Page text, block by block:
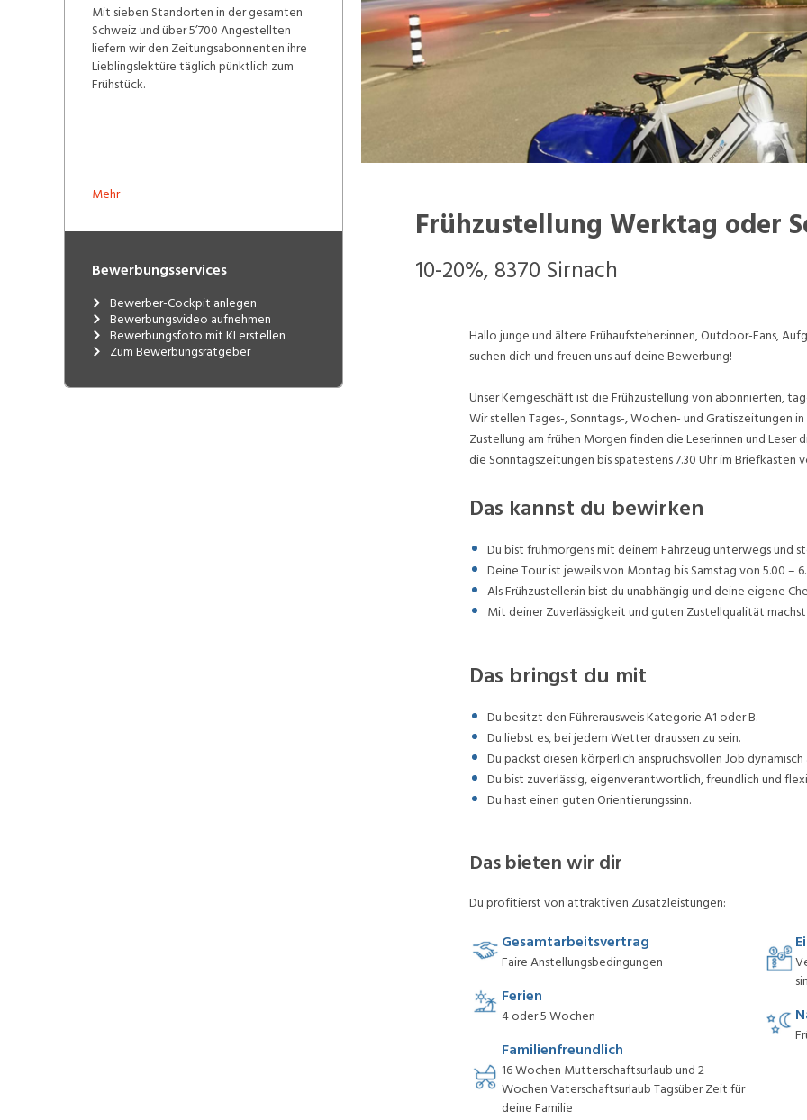
Mit sieben Standorten in der gesamten
Schweiz und über 5’700 Angestellten
liefern wir den Zeitungsabonnenten ihre
Lieblingslektüre täglich pünktlich zum
Frühstück.
Mehr
Bewerbungsservices
Bewerber-Cockpit anlegen
Bewerbungsvideo aufnehmen
Bewerbungsfoto mit KI erstellen
Zum Bewerbungsratgeber
Frühzustellung Werktag oder
10-20%, 8370 Sirnach
Hallo junge und ältere Frühaufsteher:innen, Outdoor-Fans,
suchen dich und freuen uns auf deine Bewerbung!
Unser Kerngeschäft ist die Frühzustellung von abonnierten,
Wir stellen Tages-, Sonntags-, Wochen- und Gratiszeitungen
Zustellung am frühen Morgen finden die Leserinnen und Leser
die Sonntagszeitungen bis spätestens 7.30 Uhr im Briefkasten
Das kannst du bewirken
Du bist frühmorgens mit deinem Fahrzeug unterwegs und
Deine Tour ist jeweils von Montag bis Samstag von 5.00 –
Als Frühzusteller:in bist du unabhängig und deine eigene
Mit deiner Zuverlässigkeit und guten Zustellqualität machst
Das bringst du mit
Du besitzt den Führerausweis Kategorie A1 oder B.
Du liebst es, bei jedem Wetter draussen zu sein.
Du packst diesen körperlich anspruchsvollen Job dynamisch
Du bist zuverlässig, eigenverantwortlich, freundlich und
Du hast einen guten Orientierungssinn.
Das bieten wir dir
Du profitierst von attraktiven Zusatzleistungen:
Gesamtarbeitsvertrag
Faire Anstellungsbedingungen
Ferien
4 oder 5 Wochen
Familienfreundlich
16 Wochen Mutterschaftsurlaub und 2
Wochen Vaterschaftsurlaub Tagsüber Zeit für
deine Familie